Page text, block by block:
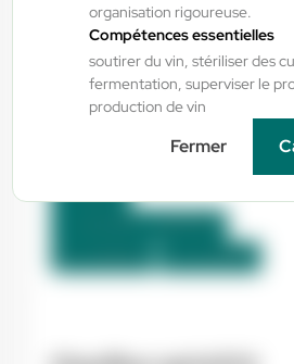
organisation rigoureuse.
Compétences essentielles
soutirer du vin, stériliser des
fermentation, superviser le
production de vin
Fermer
Yes ! Pamiers
Peintre
12,33 €/h - 13,00 €/h
Du:10/08/26 Au:01/09/26